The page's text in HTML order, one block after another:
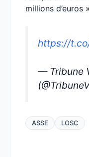
millions d’euros
https://
— Tribune
ASSE LOSC